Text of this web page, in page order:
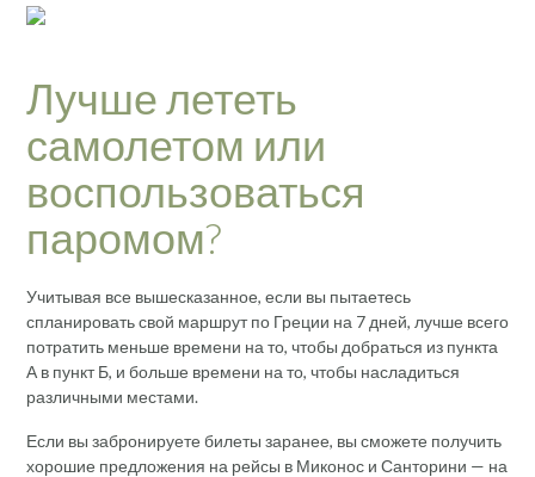
Лучше лететь
самолетом или
воспользоваться
паромом?
Учитывая все вышесказанное, если вы пытаетесь
спланировать свой маршрут по Греции на 7 дней, лучше всего
потратить меньше времени на то, чтобы добраться из пункта
А в пункт Б, и больше времени на то, чтобы насладиться
различными местами.
Если вы забронируете билеты заранее, вы сможете получить
хорошие предложения на рейсы в Миконос и Санторини — на